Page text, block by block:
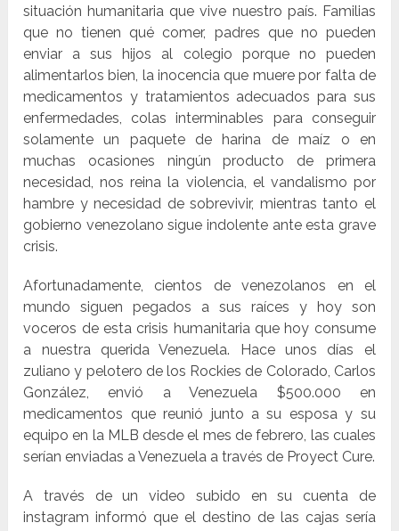
situación humanitaria que vive nuestro país. Familias
que no tienen qué comer, padres que no pueden
enviar a sus hijos al colegio porque no pueden
alimentarlos bien, la inocencia que muere por falta de
medicamentos y tratamientos adecuados para sus
enfermedades, colas interminables para conseguir
solamente un paquete de harina de maíz o en
muchas ocasiones ningún producto de primera
necesidad, nos reina la violencia, el vandalismo por
hambre y necesidad de sobrevivir, mientras tanto el
gobierno venezolano sigue indolente ante esta grave
crisis.
Afortunadamente, cientos de venezolanos en el
mundo siguen pegados a sus raíces y hoy son
voceros de esta crisis humanitaria que hoy consume
a nuestra querida Venezuela. Hace unos días el
zuliano y pelotero de los Rockies de Colorado, Carlos
González, envió a Venezuela $500.000 en
medicamentos que reunió junto a su esposa y su
equipo en la MLB desde el mes de febrero, las cuales
serían enviadas a Venezuela a través de Proyect Cure.
A través de un video subido en su cuenta de
instagram informó que el destino de las cajas sería